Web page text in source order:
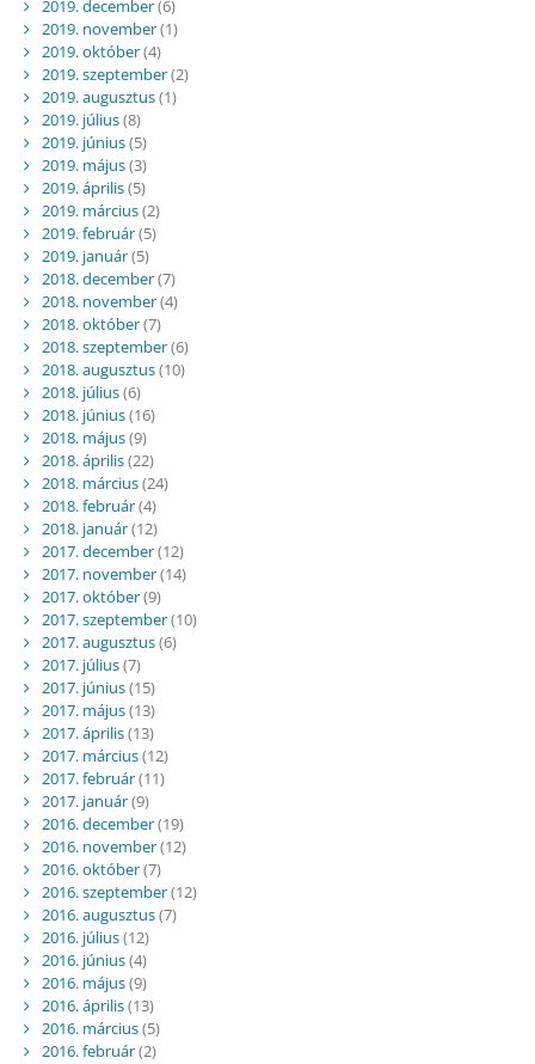
2019. december(6)
2019. november(1)
2019. október(4)
2019. szeptember(2)
2019. augusztus(1)
2019. július(8)
2019. június(5)
2019. május(3)
2019. április(5)
2019. március(2)
2019. február(5)
2019. január(5)
2018. december(7)
2018. november(4)
2018. október(7)
2018. szeptember(6)
2018. augusztus(10)
2018. július(6)
2018. június(16)
2018. május(9)
2018. április(22)
2018. március(24)
2018. február(4)
2018. január(12)
2017. december(12)
2017. november(14)
2017. október(9)
2017. szeptember(10)
2017. augusztus(6)
2017. július(7)
2017. június(15)
2017. május(13)
2017. április(13)
2017. március(12)
2017. február(11)
2017. január(9)
2016. december(19)
2016. november(12)
2016. október(7)
2016. szeptember(12)
2016. augusztus(7)
2016. július(12)
2016. június(4)
2016. május(9)
2016. április(13)
2016. március(5)
2016. február(2)